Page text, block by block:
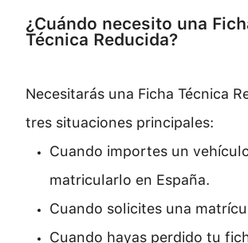
¿Cuándo necesito una
Técnica Reducida?
Necesitarás una Ficha Técnica
tres situaciones principales:
Cuando importes un
matricularlo en España.
Cuando solicites una
Cuando hayas perdido tu